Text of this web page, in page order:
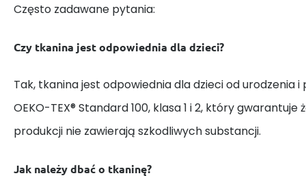
Często zadawane pytania:
Czy tkanina jest odpowiednia dla dzieci?
Tak, tkanina jest odpowiednia dla dzieci od urodzenia
OEKO-TEX® Standard 100, klasa 1 i 2, który gwarantuje
produkcji nie zawierają szkodliwych substancji.
Jak należy dbać o tkaninę?